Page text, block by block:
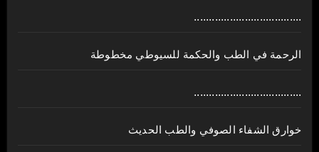
....................................
الرحمة في الطب والحكمة للسيوطي مخطوطة
....................................
خوارق الشفاء الصوفي والطب الحديث